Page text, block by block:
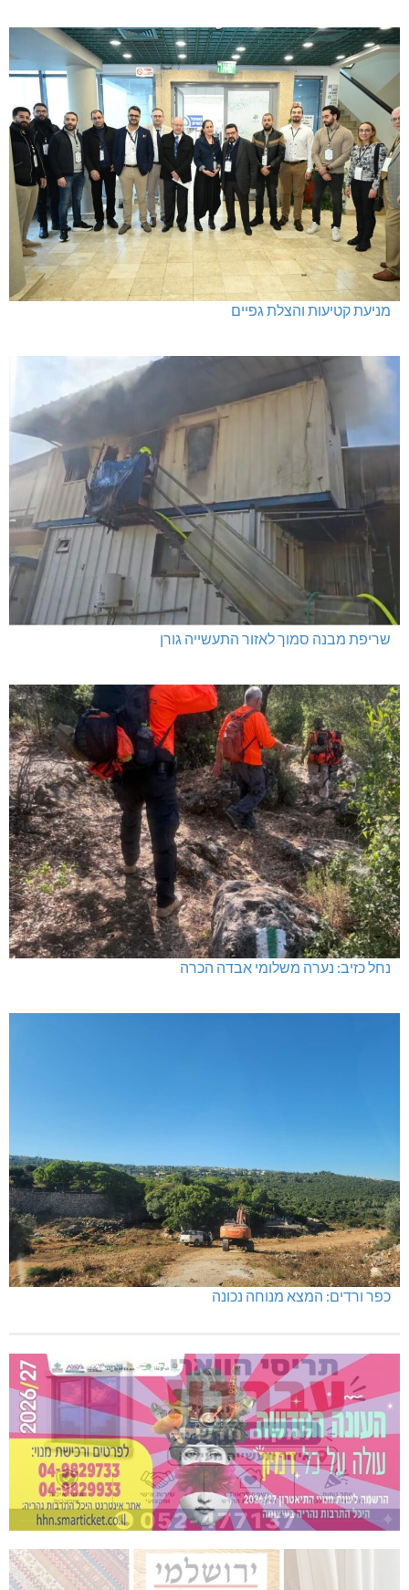
מניעת קטיעות והצלת גפיים
שריפת מבנה סמוך לאזור התעשייה גורן
נחל כזיב: נערה משלומי אבדה הכרה
כפר ורדים: המצא מנוחה נכונה